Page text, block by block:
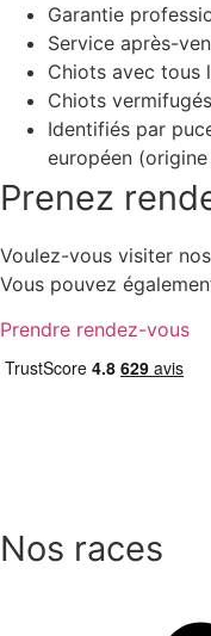
Garantie
Service après-
Chiots avec tous
Chiots
Identifiés par
européen
Prenez
Voulez-vous visiter
Vous pouvez
Prendre rendez-vous
Nos races